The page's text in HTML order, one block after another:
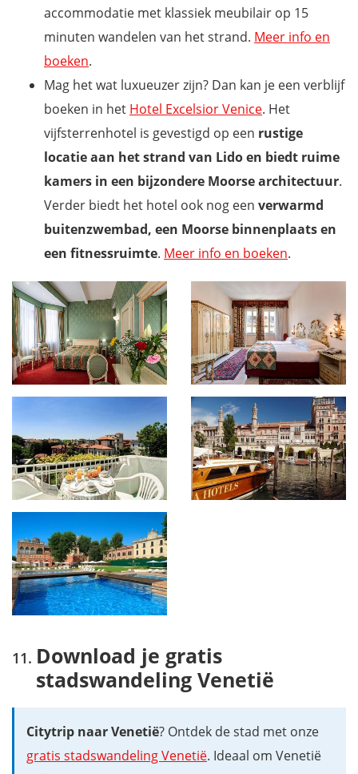
accommodatie met klassiek meubilair op 15
minuten wandelen van het strand. Meer info en
boeken.
Mag het wat luxueuzer zijn? Dan kan je een verblijf
boeken in het Hotel Excelsior Venice. Het
vijfsterrenhotel is gevestigd op een rustige
locatie aan het strand van Lido en biedt ruime
kamers in een bijzondere Moorse architectuur.
Verder biedt het hotel ook nog een verwarmd
buitenzwembad, een Moorse binnenplaats en
een fitnessruimte. Meer info en boeken.
Download je gratis
stadswandeling Venetië
Citytrip naar Venetië? Ontdek de stad met onze
gratis stadswandeling Venetië. Ideaal om Venetië